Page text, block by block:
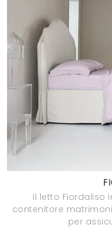
Il letto Fiordaliso
contenitore
per